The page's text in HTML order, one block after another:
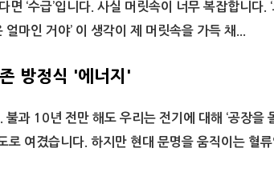
면 ‘수급’입니다. 사실 머릿속이 너무 복잡합니다.
얼마인 거야’ 이 생각이 제 머릿속을 가득 채...
방정식 '에너지'
불과 10년 전만 해도 우리는 전기에 대해 ‘공장을
로 여겼습니다. 하지만 현대 문명을 움직이는 혈